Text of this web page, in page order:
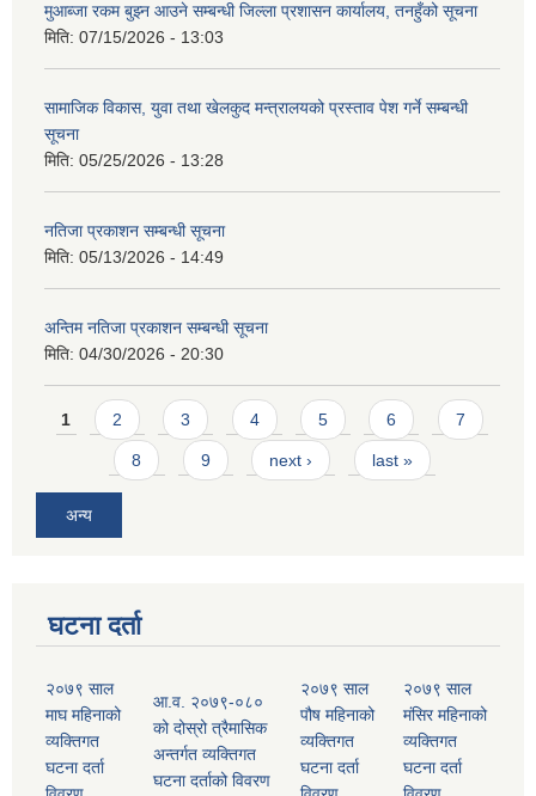
मुआब्जा रकम बुझ्न आउने सम्बन्धी जिल्ला प्रशासन कार्यालय, तनहुँको सूचना
मिति: 07/15/2026 - 13:03
सामाजिक विकास, युवा तथा खेलकुद मन्त्रालयको प्रस्ताव पेश गर्ने सम्बन्धी
सूचना
मिति: 05/25/2026 - 13:28
नतिजा प्रकाशन सम्बन्धी सूचना
मिति: 05/13/2026 - 14:49
अन्तिम नतिजा प्रकाशन सम्बन्धी सूचना
मिति: 04/30/2026 - 20:30
Pages
1 2 3 4 5 6 7
8 9 next › last »
अन्य
घटना दर्ता
२०७९ साल
माघ महिनाको
व्यक्तिगत
घटना दर्ता
आ.व. २०७९-०८०
को दोस्रो त्रैमासिक
अन्तर्गत व्यक्तिगत
घटना दर्ताको विवरण
२०७९ साल
पौष महिनाको
व्यक्तिगत
घटना दर्ता
२०७९ साल
मंसिर महिनाको
व्यक्तिगत
घटना दर्ता